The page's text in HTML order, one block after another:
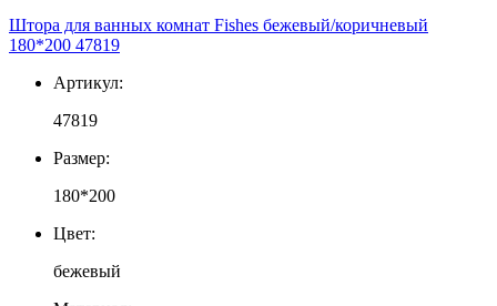
Штора для ванных комнат Fishes бежевый/коричневый
180*200 47819
Артикул:
47819
Размер:
180*200
Цвет:
бежевый